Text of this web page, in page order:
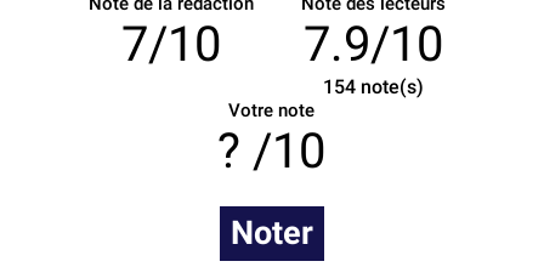
7/10 7.9/10
154note(s)
Votre note
/10
Noter